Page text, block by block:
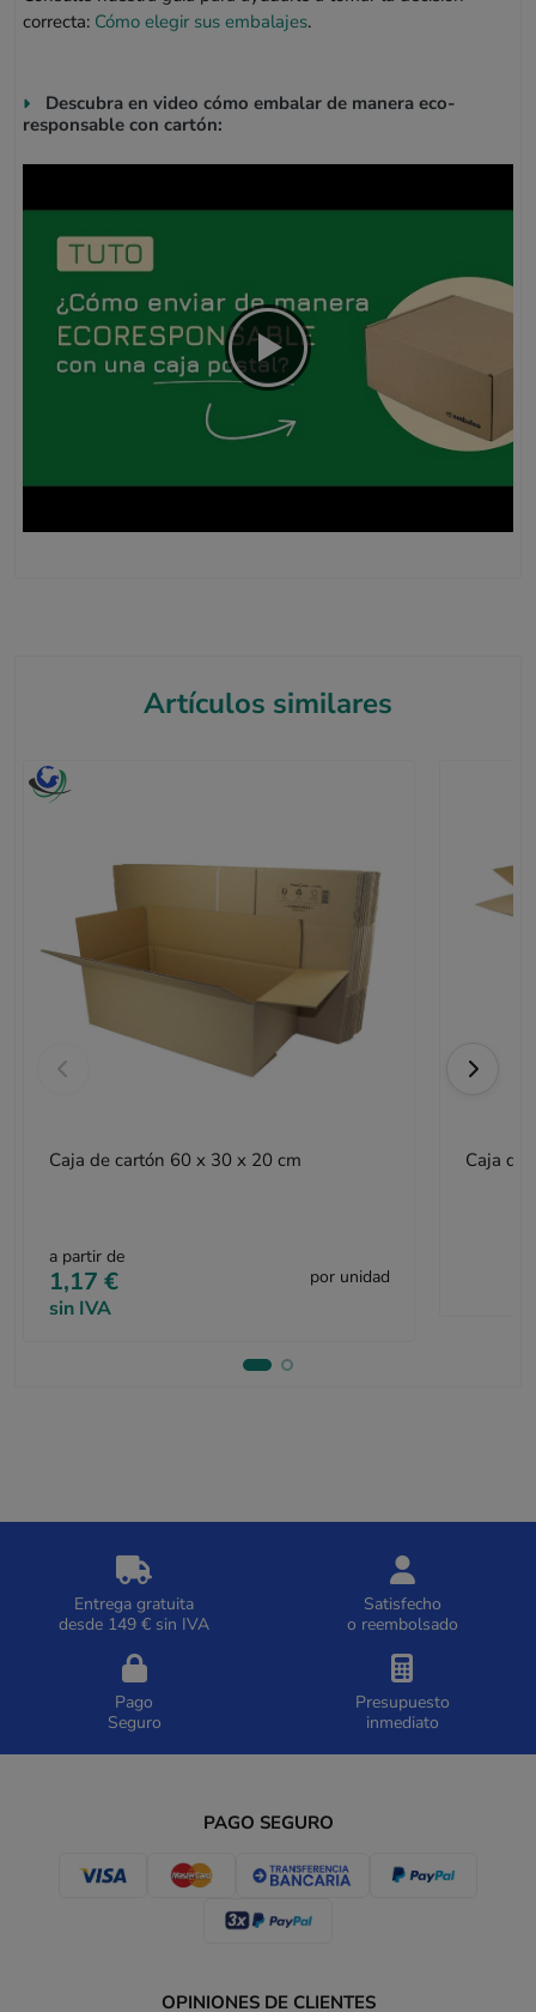
correcta: Cómo elegir sus embalajes.
Descubra en video cómo embalar de manera eco-
responsable con cartón:
Artículos similares
Caja de cartón 60 x 30 x 20 cm
a partir de
1,17 €
sin IVA
por unidad
Caja de
Entrega gratuita
desde 149 € sin IVA
Satisfecho
o reembolsado
Pago
Seguro
Presupuesto
inmediato
PAGO SEGURO
OPINIONES DE CLIENTES